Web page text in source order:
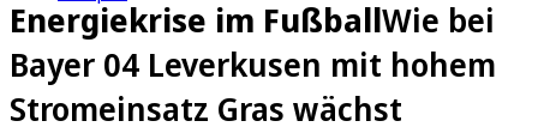
Energiekrise im FußballWie bei
Bayer 04 Leverkusen mit hohem
Stromeinsatz Gras wächst